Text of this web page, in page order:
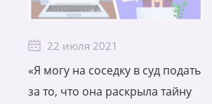
22 июля 2021
«Я могу на соседку в суд подать
за то, что она раскрыла тайну